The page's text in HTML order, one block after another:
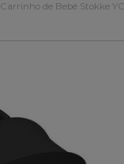
Carrinho de Bebé Stokke